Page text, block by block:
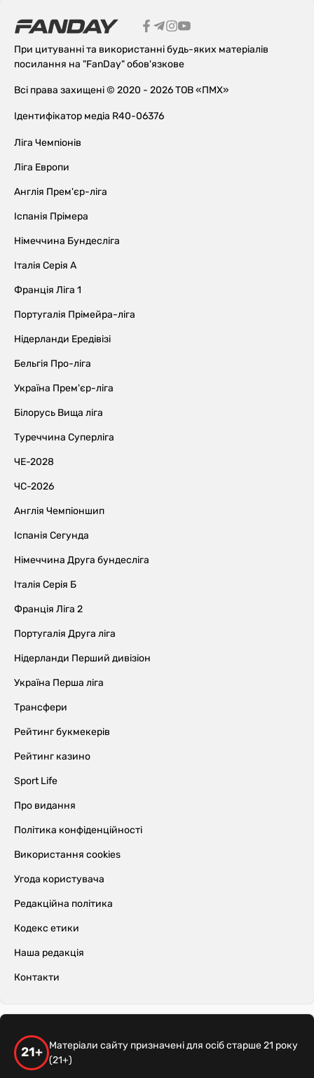
При цитуванні та використанні будь-яких матеріалів
посилання на "FanDay" обов'язкове
Всі права захищені © 2020 - 2026 ТОВ «ПМХ»
Ідентифікатор медіа R40-06376
Ліга Чемпіонів
Ліга Европи
Англія Прем'єр-ліга
Іспанія Прімера
Німеччина Бундесліга
Італія Серія А
Франція Ліга 1
Португалія Прімейра-ліга
Нідерланди Ередівізі
Бельгія Про-ліга
Україна Прем'єр-ліга
Білорусь Вища ліга
Туреччина Суперліга
ЧЕ-2028
ЧС-2026
Англія Чемпіоншип
Іспанія Сегунда
Німеччина Друга бундесліга
Італія Серія Б
Франція Ліга 2
Португалія Друга ліга
Нідерланди Перший дивізіон
Україна Перша ліга
Трансфери
Рейтинг букмекерів
Рейтинг казино
Sport Life
Про видання
Політика конфіденційності
Використання cookies
Угода користувача
Редакційна політика
Кодекс етики
Наша редакція
Контакти
21+
Матеріали сайту призначені для осіб старше 21 року
(21+)